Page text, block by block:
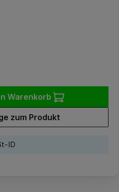
Warenkorb
zum Produkt
ID